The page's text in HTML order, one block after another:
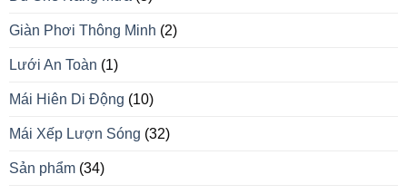
Giàn Phơi Thông Minh (2)
Lưới An Toàn (1)
Mái Hiên Di Động (10)
Mái Xếp Lượn Sóng (32)
Sản phẩm (34)